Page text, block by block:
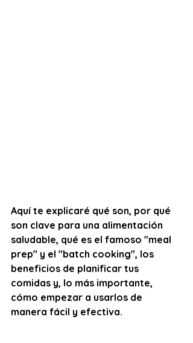
Aquí te explicaré qué son, por qué
son clave para una alimentación
saludable, qué es el famoso "meal
prep" y el "batch cooking", los
beneficios de planificar tus
comidas y, lo más importante,
cómo empezar a usarlos de
manera fácil y efectiva.